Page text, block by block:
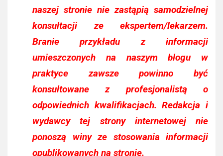
naszej stronie nie zastąpią samodzielnej
konsultacji ze ekspertem/lekarzem.
Branie przykładu z informacji
umieszczonych na naszym blogu w
praktyce zawsze powinno być
konsultowane z profesjonalistą o
odpowiednich kwalifikacjach. Redakcja i
wydawcy tej strony internetowej nie
ponoszą winy ze stosowania informacji
opublikowanych na stronie.